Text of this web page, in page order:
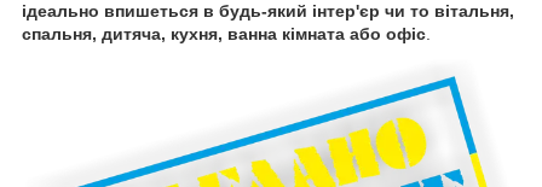
ідеально впишеться в будь-який інтер'єр чи то вітальня,
спальня, дитяча, кухня, ванна кімната або офіс.